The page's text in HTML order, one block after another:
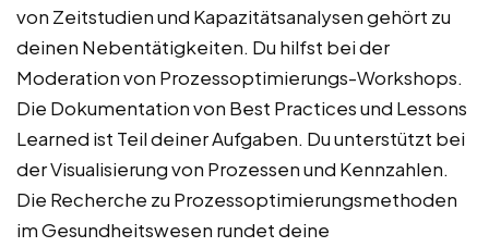
von Zeitstudien und Kapazitätsanalysen gehört zu
deinen Nebentätigkeiten. Du hilfst bei der
Moderation von Prozessoptimierungs-Workshops.
Die Dokumentation von Best Practices und Lessons
Learned ist Teil deiner Aufgaben. Du unterstützt bei
der Visualisierung von Prozessen und Kennzahlen.
Die Recherche zu Prozessoptimierungsmethoden
im Gesundheitswesen rundet deine